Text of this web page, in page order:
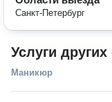
Санкт-Петербург
Услуги
Маникюр